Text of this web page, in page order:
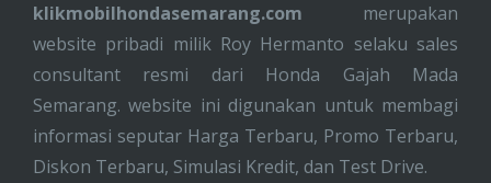
klikmobilhondasemarang.com merupakan
website pribadi milik Roy Hermanto selaku sales
consultant resmi dari Honda Gajah Mada
Semarang. website ini digunakan untuk membagi
informasi seputar Harga Terbaru, Promo Terbaru,
Diskon Terbaru, Simulasi Kredit, dan Test Drive.